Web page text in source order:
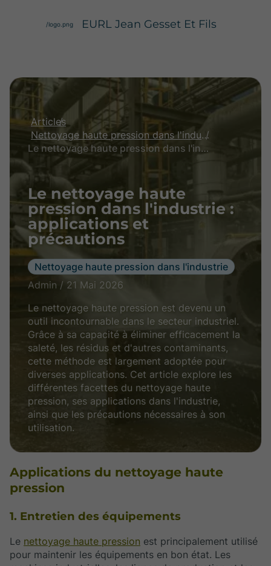
/logo.png EURL Jean Gesset Et Fils
Articles
Nettoyage haute pression dans l'industrie
Le nettoyage haute pression dans l'industrie : applications et précautions
Le nettoyage haute
pression dans l'industrie :
applications et
précautions
Nettoyage haute pression dans l'industrie
Admin / 21 Mai 2026
Le nettoyage haute pression est devenu un
outil incontournable dans le secteur industriel.
Grâce à sa capacité à éliminer efficacement la
saleté, les résidus et d'autres contaminants,
cette méthode est largement adoptée pour
diverses applications. Cet article explore les
différentes facettes du nettoyage haute
pression, ses applications dans l'industrie,
ainsi que les précautions nécessaires à son
utilisation.
Applications du nettoyage haute
pression
1. Entretien des équipements
Le nettoyage haute pression est principalement utilisé
pour maintenir les équipements en bon état. Les